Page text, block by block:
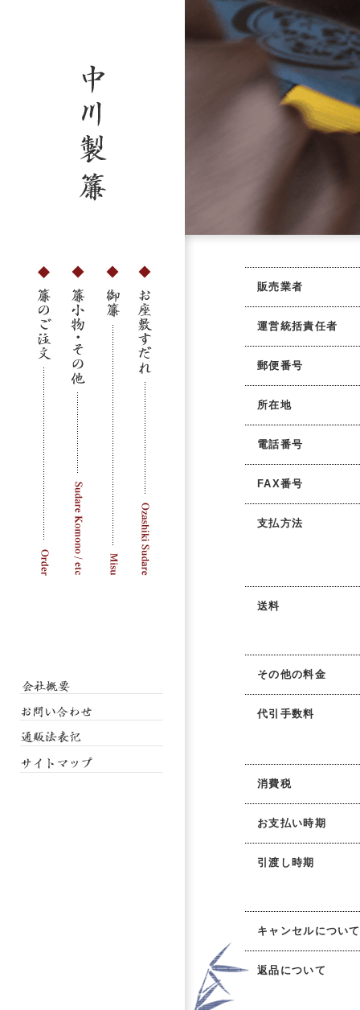
販売業者
運営統括責任者
郵便番号
所在地
電話番号
FAX番号
支払方法
送料
その他の料金
代引手数料
消費税
お支払い時期
引渡し時期
キャンセルについて
返品について